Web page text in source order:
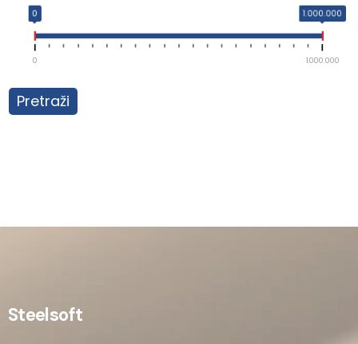
0 1.000.000
0 1.000.000
Pretraži
Steelsoft